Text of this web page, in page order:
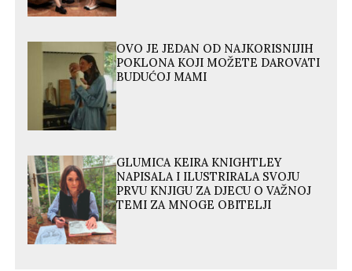
OVO JE JEDAN OD NAJKORISNIJIH
POKLONA KOJI MOŽETE DAROVATI
BUDUĆOJ MAMI
GLUMICA KEIRA KNIGHTLEY
NAPISALA I ILUSTRIRALA SVOJU
PRVU KNJIGU ZA DJECU O VAŽNOJ
TEMI ZA MNOGE OBITELJI